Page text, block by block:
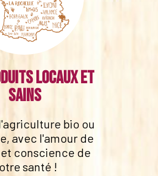
locaux et
sains
bio ou
avec l'amour de
conscience de
santé !